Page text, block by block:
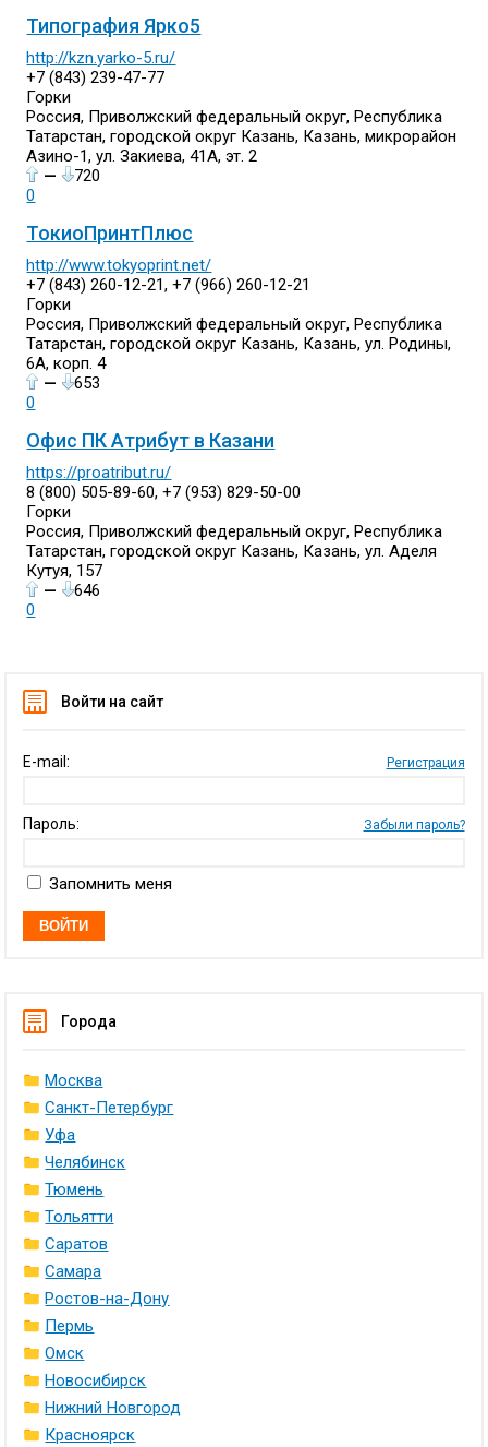
Типография Ярко5
http://kzn.yarko-5.ru/
+7 (843) 239-47-77
Горки
Россия, Приволжский федеральный округ, Республика
Татарстан, городской округ Казань, Казань, микрорайон
Азино-1, ул. Закиева, 41А, эт. 2
—
720
0
ТокиоПринтПлюс
http://www.tokyoprint.net/
+7 (843) 260-12-21, +7 (966) 260-12-21
Горки
Россия, Приволжский федеральный округ, Республика
Татарстан, городской округ Казань, Казань, ул. Родины,
6А, корп. 4
—
653
0
Офис ПК Атрибут в Казани
https://proatribut.ru/
8 (800) 505-89-60, +7 (953) 829-50-00
Горки
Россия, Приволжский федеральный округ, Республика
Татарстан, городской округ Казань, Казань, ул. Аделя
Кутуя, 157
—
646
0
Войти на сайт
E-mail: Регистрация
Пароль: Забыли пароль?
Запомнить меня
Города
Москва
Санкт-Петербург
Уфа
Челябинск
Тюмень
Тольятти
Саратов
Самара
Ростов-на-Дону
Пермь
Омск
Новосибирск
Нижний Новгород
Красноярск